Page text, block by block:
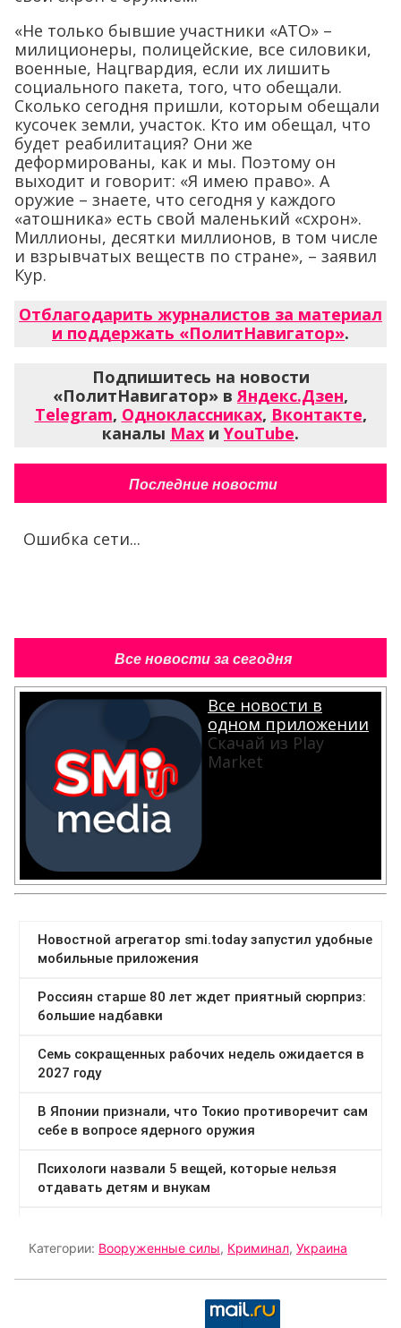
«Не только бывшие участники «АТО» –
милиционеры, полицейские, все силовики,
военные, Нацгвардия, если их лишить
социального пакета, того, что обещали.
Сколько сегодня пришли, которым обещали
кусочек земли, участок. Кто им обещал, что
будет реабилитация? Они же
деформированы, как и мы. Поэтому он
выходит и говорит: «Я имею право». А
оружие – знаете, что сегодня у каждого
«атошника» есть свой маленький «схрон».
Миллионы, десятки миллионов, в том числе
и взрывчатых веществ по стране», – заявил
Кур.
Отблагодарить журналистов за материал
и поддержать «ПолитНавигатор».
Подпишитесь на новости
«ПолитНавигатор» вЯндекс.Дзен,
Telegram, Одноклассниках, Вконтакте,
каналы Max и YouTube.
Последние новости
Ошибка сети...
Все новости за сегодня
Все новости в
одном приложении
Скачай из Play
Market
Категории: Вооруженные силы, Криминал, Украина